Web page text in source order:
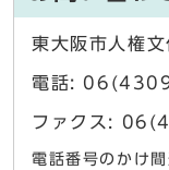
東大阪市人権
電話:
ファクス:
電話番号のかけ